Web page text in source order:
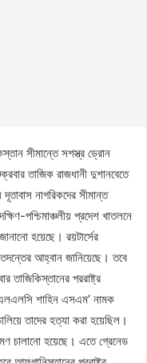
সীমান্তে সশস্ত্র ড্রোন
তাজিক রাজধানী দুশানবেতে
নাগরিকদের সীমান্ত
পশ্চিমাঞ্চলীয় প্রদেশ খাতলনে
হয়েছে। রয়টার্সের
আহ্বান জানিয়েছে। তবে
পররাষ্ট্র
শাহিন এসএম’ নামক
তাদের হত্যা করা হয়েছিল।
চালানো হয়েছে। এতে গ্রেনেড